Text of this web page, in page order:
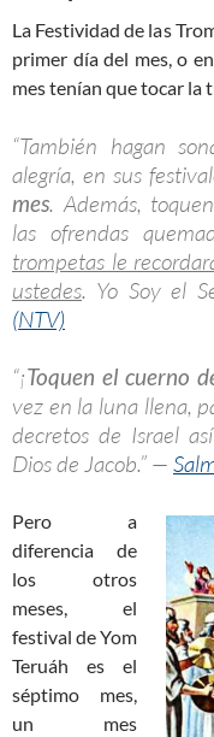
La Festividad de las
primer día del mes, o
mes tenían que tocar la
“También hagan
alegría, en sus
mes. Además,
las ofrendas
trompetas le
ustedes. Yo Soy el
(NTV)
“¡Toquen el cuerno
vez en la luna llena,
decretos de Israel
Dios de Jacob.” —
Pero a
diferencia de
los otros
meses, el
festival de Yom
Teruáh es el
séptimo mes,
un mes